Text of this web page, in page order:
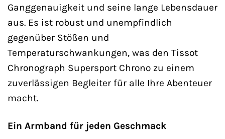
Ganggenauigkeit und seine lange Lebensdauer
aus. Es ist robust und unempfindlich
gegenüber Stößen und
Temperaturschwankungen, was den Tissot
Chronograph Supersport Chrono zu einem
zuverlässigen Begleiter für alle Ihre Abenteuer
macht.
Ein Armband für jeden Geschmack